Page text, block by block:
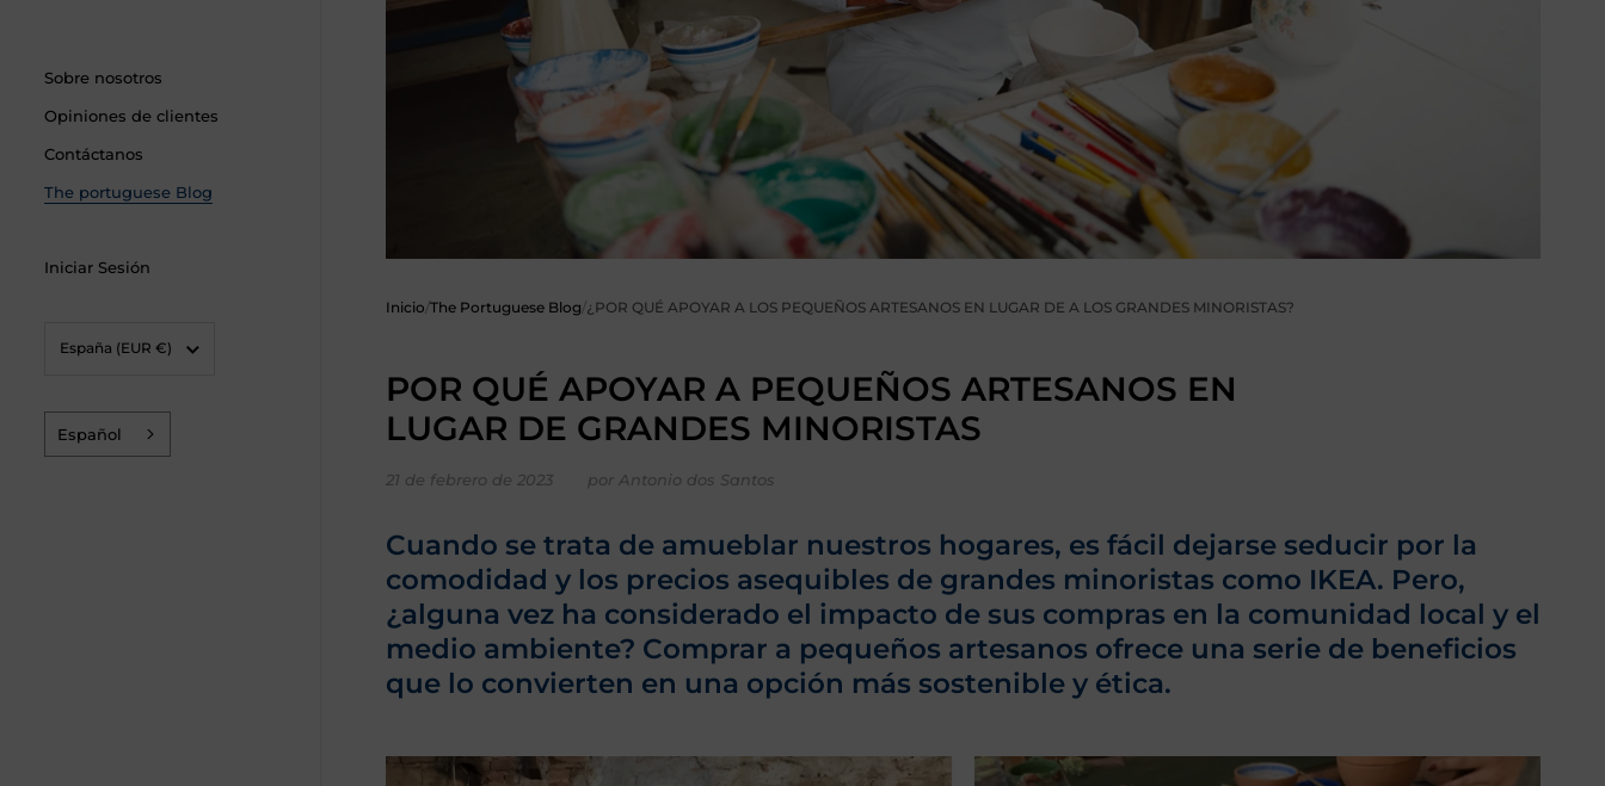
Sobre nosotros
Opiniones de clientes
Contáctanos
The portuguese Blog
Iniciar Sesión
España (EUR €)
Español
Inicio/The Portuguese Blog/¿POR QUÉ APOYAR A LOS PEQUEÑOS ARTESANOS EN LUGAR DE A LOS GRANDES MINORISTAS?
POR QUÉ APOYAR A PEQUEÑOS ARTESANOS EN
LUGAR DE GRANDES MINORISTAS
21 de febrero de 2023 por Antonio dos Santos
Cuando se trata de amueblar nuestros hogares, es fácil dejarse seducir por la
comodidad y los precios asequibles de grandes minoristas como IKEA. Pero,
¿alguna vez ha considerado el impacto de sus compras en la comunidad local y el
medio ambiente? Comprar a pequeños artesanos ofrece una serie de beneficios
que lo convierten en una opción más sostenible y ética.